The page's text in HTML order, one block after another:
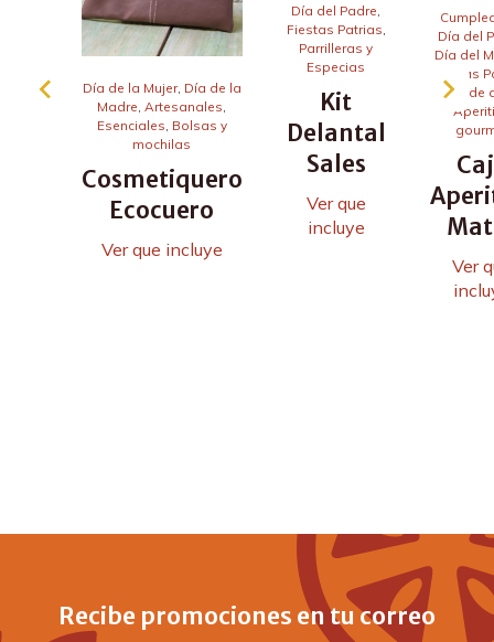
Día de la Mujer, Día de la
Madre ,Artesanales
Esenciales Bolsas y
mochilas
Cosmetiquero
Ecocuero
Ver que incluye
Día del Padre
Fiestas Patrias
Parrilleras y
Especias
Kit
Delantal
Sales
Ver que
incluye
Día del
Día del
Fiestas
Fin de
Ver
Recibe promociones en tu correo